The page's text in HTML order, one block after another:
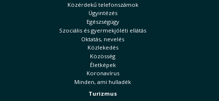
Közérdekű telefonszámok
Ügyintézés
Egészségügy
Szociális és gyermekjóléti ellátás
Oktatás, nevelés
Közlekedés
Közösség
Életképek
Koronavírus
Minden, ami hulladék
Turizmus